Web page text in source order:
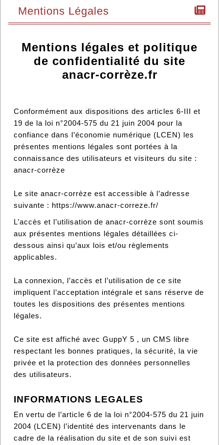
Mentions Légales
Mentions légales et politique
de confidentialité du site
anacr-corrèze.fr
Conformément aux dispositions des articles 6-III et
19 de la loi n°2004-575 du 21 juin 2004 pour la
confiance dans l’économie numérique (LCEN) les
présentes mentions légales sont portées à la
connaissance des utilisateurs et visiteurs du site :
anacr-corrèze
Le site anacr-corrèze est accessible à l’adresse
suivante : https://www.anacr-correze.fr/
L’accès et l’utilisation de anacr-corrèze sont soumis
aux présentes mentions légales détaillées ci-
dessous ainsi qu’aux lois et/ou règlements
applicables.
La connexion, l’accès et l’utilisation de ce site
impliquent l’acceptation intégrale et sans réserve de
toutes les dispositions des présentes mentions
légales.
Ce site est affiché avec GuppY 5 , un CMS libre
respectant les bonnes pratiques, la sécurité, la vie
privée et la protection des données personnelles
des utilisateurs.
INFORMATIONS LEGALES
En vertu de l’article 6 de la loi n°2004-575 du 21 juin
2004 (LCEN) l’identité des intervenants dans le
cadre de la réalisation du site et de son suivi est